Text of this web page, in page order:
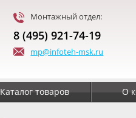
Монтажный отдел:
8 (495) 921-74-19
mp@infoteh-msk.ru
Каталог товаров О